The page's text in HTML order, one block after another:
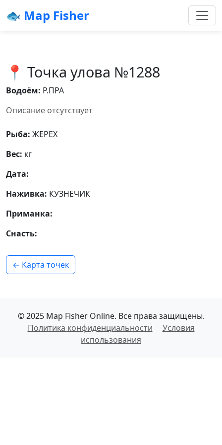
🐟 Map Fisher
📍 Точка улова №1288
Водоём: Р.ПРА
Описание отсутствует
Рыба: ЖЕРЕХ
Вес: кг
Дата:
Наживка: КУЗНЕЧИК
Приманка:
Снасть:
← Карта точек
© 2025 Map Fisher Online. Все права защищены.
Политика конфиденциальности
Условия
использования